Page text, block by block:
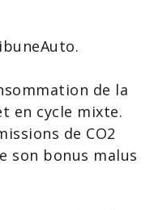
de la
en cycle mixte.
de CO2
son bonus malus